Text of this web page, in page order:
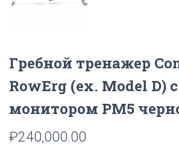
Гребной тренажер
RowErg (ex. Model D) с
монитором PM5
₽240,000.00